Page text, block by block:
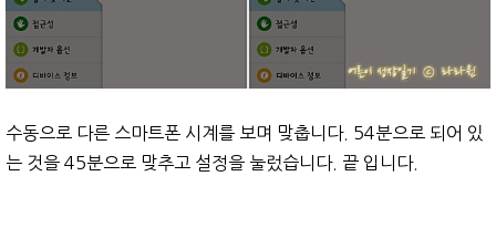
수동으로 다른 스마트폰 시계를 보며 맞춥니다. 54분으로 되어 있
는 것을 45분으로 맞추고 설정을 눌렀습니다. 끝 입니다.